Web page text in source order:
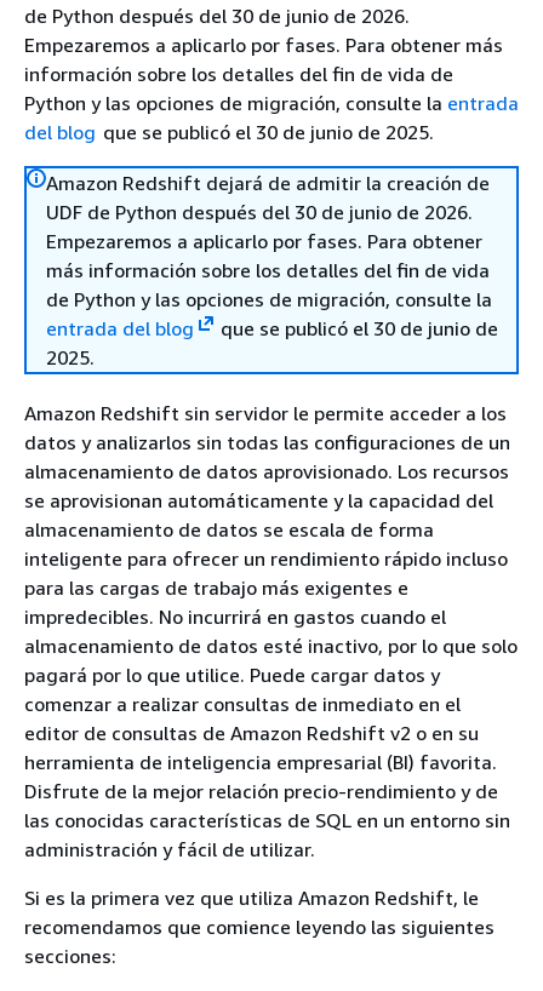
de Python después del 30 de junio de 2026.
Empezaremos a aplicarlo por fases. Para obtener más
información sobre los detalles del fin de vida de
Python y las opciones de migración, consulte la entrada
del blog que se publicó el 30 de junio de 2025.
Amazon Redshift dejará de admitir la creación de
UDF de Python después del 30 de junio de 2026.
Empezaremos a aplicarlo por fases. Para obtener
más información sobre los detalles del fin de vida
de Python y las opciones de migración, consulte la
entrada del blog
que se publicó el 30 de junio de
2025.
Amazon Redshift sin servidor le permite acceder a los
datos y analizarlos sin todas las configuraciones de un
almacenamiento de datos aprovisionado. Los recursos
se aprovisionan automáticamente y la capacidad del
almacenamiento de datos se escala de forma
inteligente para ofrecer un rendimiento rápido incluso
para las cargas de trabajo más exigentes e
impredecibles. No incurrirá en gastos cuando el
almacenamiento de datos esté inactivo, por lo que solo
pagará por lo que utilice. Puede cargar datos y
comenzar a realizar consultas de inmediato en el
editor de consultas de Amazon Redshift v2 o en su
herramienta de inteligencia empresarial (BI) favorita.
Disfrute de la mejor relación precio-rendimiento y de
las conocidas características de SQL en un entorno sin
administración y fácil de utilizar.
Si es la primera vez que utiliza Amazon Redshift, le
recomendamos que comience leyendo las siguientes
secciones: